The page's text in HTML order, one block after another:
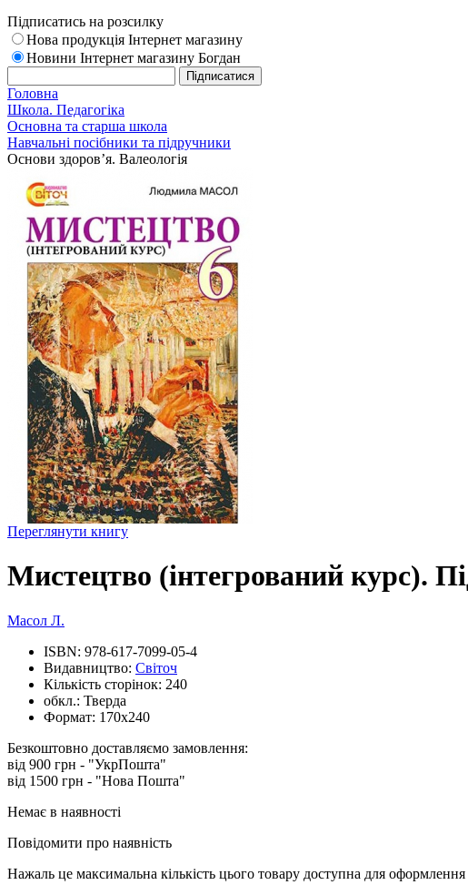
Підписатись на розсилку
Нова продукція Інтернет магазину
Новини Інтернет магазину Богдан
Головна
Школа. Педагогіка
Основна та старша школа
Навчальні посібники та підручники
Основи здоров’я. Валеологія
Переглянути книгу
Мистецтво (інтегрований курс).
Масол Л.
ISBN: 978-617-7099-05-4
Видавництво: Світоч
Кількість сторінок: 240
обкл.: Тверда
Формат: 170х240
Безкоштовно доставляємо замовлення:
від 900 грн - "УкрПошта"
від 1500 грн - "Нова Пошта"
Немає в наявності
Повідомити про наявність
Нажаль це максимальна кількість цього товару доступна для оформлення